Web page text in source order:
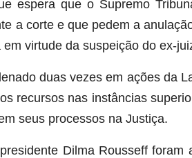
espera que o Supremo
a corte e que pedem a
virtude da suspeição do ex-
duas vezes em ações da
recursos nas instâncias
seus processos na Justiça.
Dilma Rousseff